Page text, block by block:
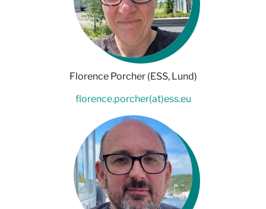
Florence Porcher (ESS, Lund)
florence.porcher(at)ess.eu